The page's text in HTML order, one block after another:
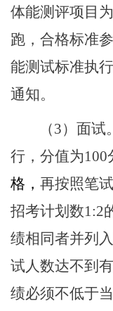
体能测评项目
跑，合格标准
能测试标准执
通知。
（3）面试
行，分值为100
格， 再按照笔
招考计划数1:2
绩相同者并列
试人数达不到
绩必须不低于